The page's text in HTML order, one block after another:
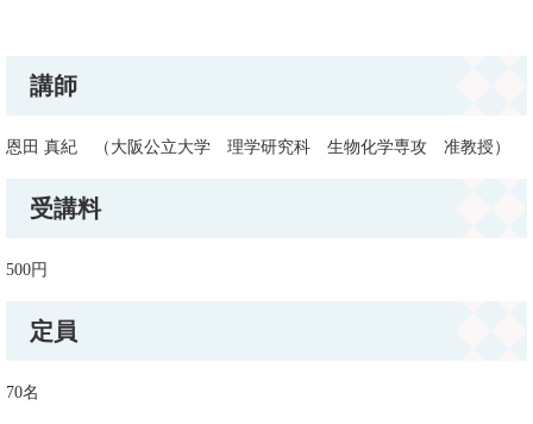
講師
恩田 真紀 （大阪公立大学 理学研究科 生物化学専攻 准教授）
受講料
500円
定員
70名